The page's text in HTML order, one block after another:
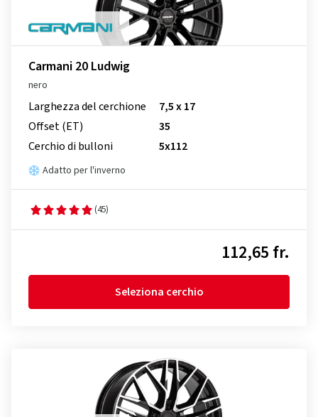
Carmani 20 Ludwig
nero
Larghezza del cerchione
7,5 x 17
Offset (ET)
35
Cerchio di bulloni
5x112
Adatto per l'inverno
(45)
112,65 fr.
Seleziona cerchio